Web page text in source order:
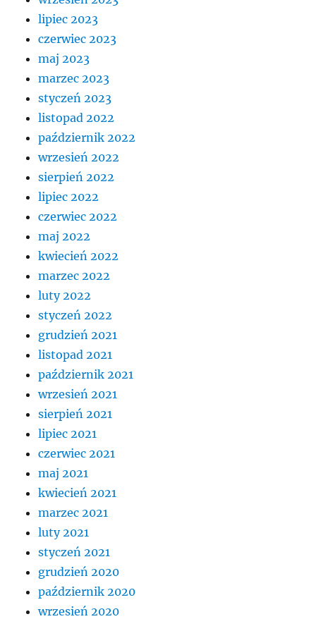
lipiec 2023
czerwiec 2023
maj 2023
marzec 2023
styczeń 2023
listopad 2022
październik 2022
wrzesień 2022
sierpień 2022
lipiec 2022
czerwiec 2022
maj 2022
kwiecień 2022
marzec 2022
luty 2022
styczeń 2022
grudzień 2021
listopad 2021
październik 2021
wrzesień 2021
sierpień 2021
lipiec 2021
czerwiec 2021
maj 2021
kwiecień 2021
marzec 2021
luty 2021
styczeń 2021
grudzień 2020
październik 2020
wrzesień 2020